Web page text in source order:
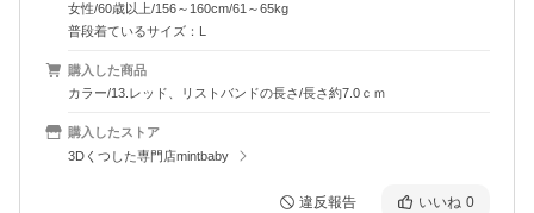
女性/60歳以上/156～160cm/61～65kg
普段着ているサイズ：L
購入した商品
カラー/13.レッド、リストバンドの長さ/長さ約7.0ｃｍ
購入したストア
3Dくつした専門店mintbaby
違反報告 いいね 0